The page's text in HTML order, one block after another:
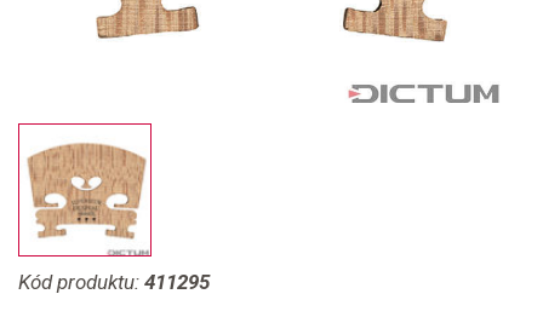
Kód produktu: 411295